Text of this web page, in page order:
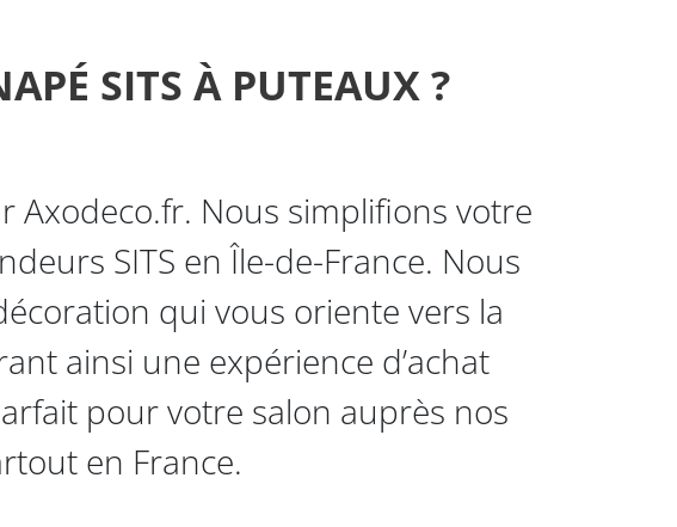
SITS À PUTEAUX ?
Axodeco.fr. Nous simplifions votre
SITS en Île-de-France. Nous
qui vous oriente vers la
ainsi une expérience d’achat
pour votre salon auprès nos
en France.